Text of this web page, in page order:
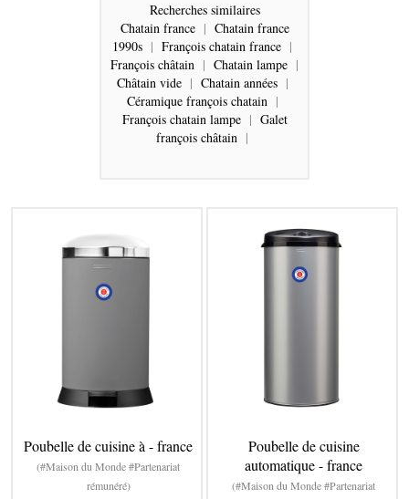
Recherches similaires
Chatain france | Chatain france
1990s | François chatain france |
François châtain | Chatain lampe |
Châtain vide | Chatain années |
Céramique françois chatain |
François chatain lampe | Galet
françois châtain |
Poubelle de cuisine à - france
(#Maison du Monde #Partenariat
rémunéré)
Poubelle de cuisine
automatique - france
(#Maison du Monde #Partenariat